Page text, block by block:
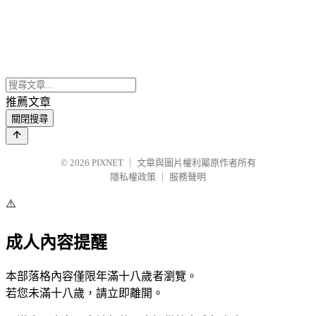
推薦文章
關閉搜尋
© 2026 PIXNET
文章與圖片權利屬原作者所有
隱私權政策
服務聲明
⚠️
成人內容提醒
本部落格內容僅限年滿十八歲者瀏覽。
若您未滿十八歲，請立即離開。